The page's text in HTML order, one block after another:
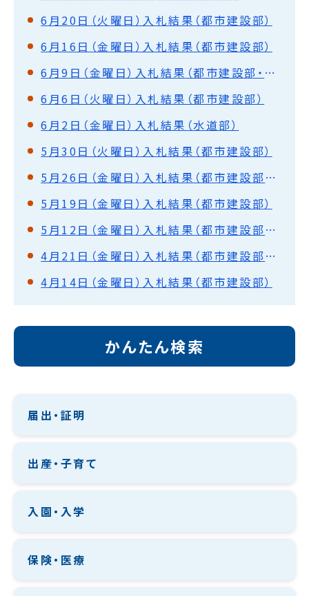
6月20日（火曜日）入札結果（都市建設部）
6月16日（金曜日）入札結果（都市建設部）
6月9日（金曜日）入札結果（都市建設部・水道部）
6月6日（火曜日）入札結果（都市建設部）
6月2日（金曜日）入札結果（水道部）
5月30日（火曜日）入札結果（都市建設部）
5月26日（金曜日）入札結果（都市建設部・水道部）
5月19日（金曜日）入札結果（都市建設部）
5月12日（金曜日）入札結果（都市建設部・水道部）
4月21日（金曜日）入札結果（都市建設部・水道部）
4月14日（金曜日）入札結果（都市建設部）
かんたん検索
届出・証明
出産・子育て
入園・入学
保険・医療